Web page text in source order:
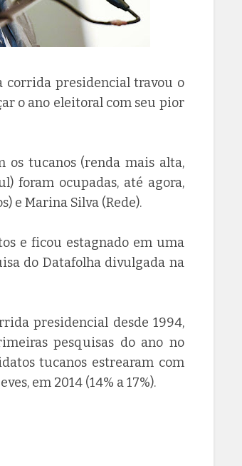
corrida presidencial travou o
o ano eleitoral com seu pior
os tucanos (renda mais alta,
foram ocupadas, até agora,
e Marina Silva (Rede).
e ficou estagnado em uma
do Datafolha divulgada na
presidencial desde 1994,
pesquisas do ano no
tucanos estrearam com
em 2014 (14% a 17%).